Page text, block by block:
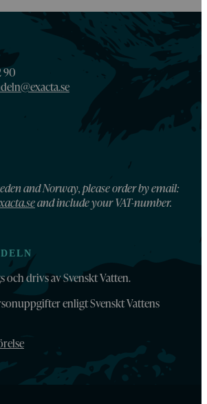
90
and Norway, please order by email:
and include your VAT-number.
och drivs av Svenskt Vatten.
enligt Svenskt Vattens